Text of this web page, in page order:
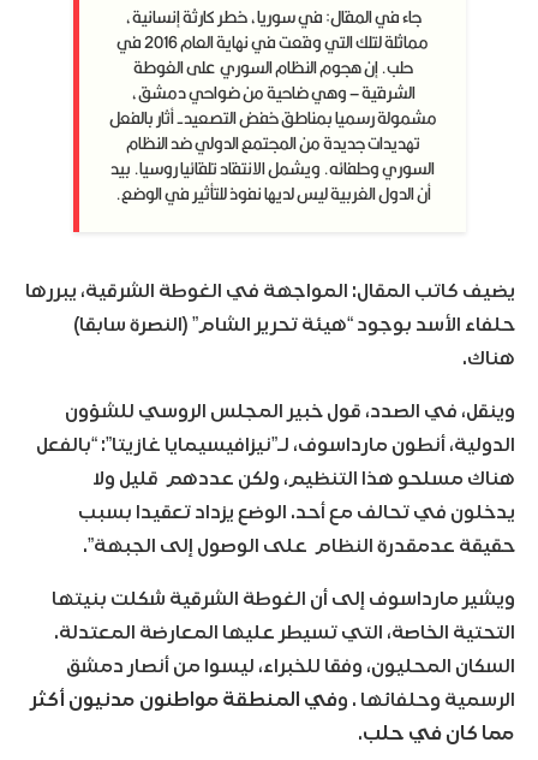
جاء في المقال: في سوريا، خطر كارثة إنسانية،
مماثلة لتلك التي وقعت في نهاية العام 2016 في
حلب. إن هجوم النظام السوري على الغوطة
الشرقية – وهي ضاحية من ضواحي دمشق،
مشمولة رسميا بمناطق خفض التصعيد- أثار بالفعل
تهديدات جديدة من المجتمع الدولي ضد النظام
السوري وحلفائه. ويشمل الانتقاد تلقائيا روسيا. بيد
أن الدول الغربية ليس لديها نفوذ للتأثير في الوضع.
يضيف كاتب المقال: المواجهة في الغوطة الشرقية، يبررها
حلفاء الأسد بوجود “هيئة تحرير الشام” (النصرة سابقا)
هناك.
وينقل، في الصدد، قول خبير المجلس الروسي للشؤون
الدولية، أنطون مارداسوف، لـ”نيزافيسيمايا غازيتا”: “بالفعل
هناك مسلحو هذا التنظيم، ولكن عددهم قليل ولا
يدخلون في تحالف مع أحد. الوضع يزداد تعقيدا بسبب
حقيقة عدمقدرة النظام على الوصول إلى الجبهة”.
ويشير مارداسوف إلى أن الغوطة الشرقية شكلت بنيتها
التحتية الخاصة، التي تسيطر عليها المعارضة المعتدلة.
السكان المحليون، وفقا للخبراء، ليسوا من أنصار دمشق
الرسمية وحلفائها . وفي المنطقة مواطنون مدنيون أكثر
مما كان في حلب.